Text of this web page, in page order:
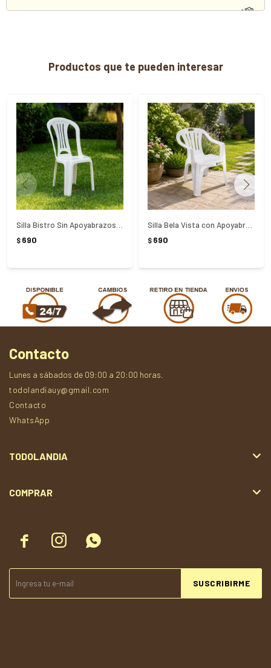
Productos que te pueden interesar
$ 690 $ 690
  
SUSCRIBIRME
Contacto
Lunes a sábados de 09:00 a 20:00 horas.
todolandiauy@gmail.com
Contacto
WhatsApp
TODOLANDIA
COMPRAR